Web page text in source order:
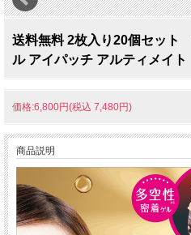
送料無料 2枚入り20個セット
ル アイパッチ アルティメイト
価格:6,800円(税込 7,480円)
商品説明